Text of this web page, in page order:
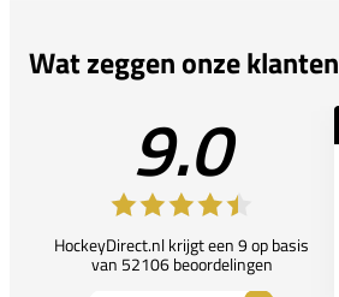
Wat zeggen onze klanten
9.0
HockeyDirect.nl krijgt een 9 op basis
van 52106 beoordelingen